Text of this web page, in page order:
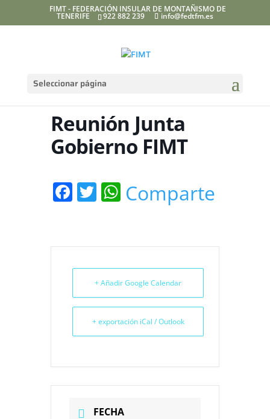
FIMT - FEDERACIÓN INSULAR DE MONTAÑISMO DE
TENERIFE 922 882 239 info@fedtfm.es
Seleccionar página
Reunión Junta
Gobierno FIMT
Facebook
Twitter
WhatsApp
Comparte
+ Añadir Google Calendar
+ exportación iCal / Outlook
FECHA